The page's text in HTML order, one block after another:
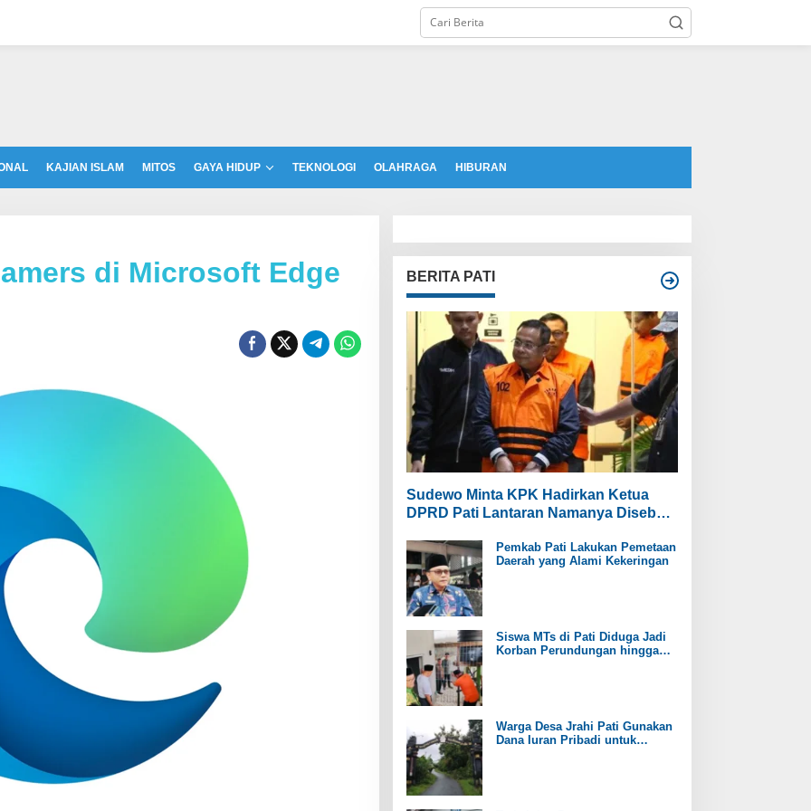
KAJIAN ISLAM MITOS GAYA HIDUP TEKNOLOGI OLAHRAGA HIBURAN
di Microsoft Edge
BERITA PATI
Sudewo Minta KPK Hadirkan Ketua
DPRD Pati Lantaran Namanya Disebut
Pemkab Pati Lakukan Pemetaan
Daerah yang Alami Kekeringan
Siswa MTs di Pati Diduga Jadi
Korban Perundungan hingga
Warga Desa Jrahi Pati Gunakan
Dana Iuran Pribadi untuk